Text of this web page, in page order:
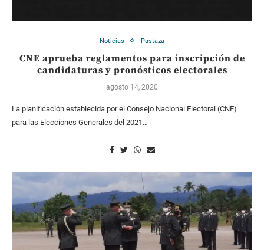
Noticias Pastaza
CNE aprueba reglamentos para inscripción de
candidaturas y pronósticos electorales
agosto 14, 2020
La planificación establecida por el Consejo Nacional Electoral (CNE)
para las Elecciones Generales del 2021…